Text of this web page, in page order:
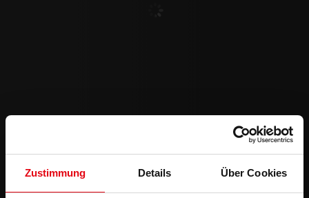
Zustimmung Details Über Cookies